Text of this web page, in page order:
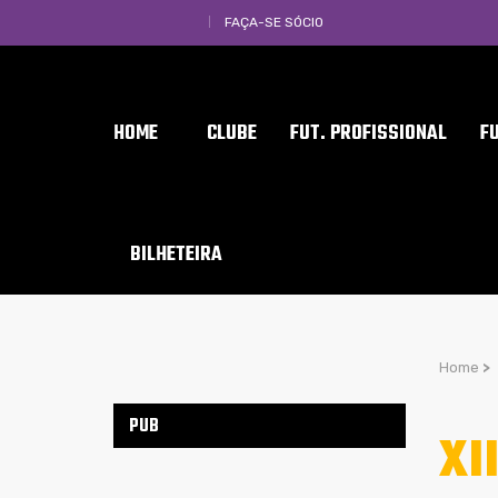
FAÇA-SE SÓCIO
HOME CLUBE FUT. PROFISSIONAL
BILHETEIRA
Home >
PUB